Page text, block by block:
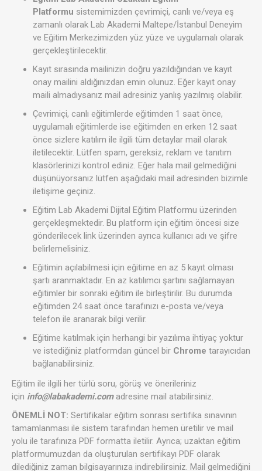
Platformu sistemimizden çevrimiçi, canlı ve/veya eş
zamanlı olarak Lab Akademi Maltepe/İstanbul Deneyim
ve Eğitim Merkezimizden yüz yüze ve uygulamalı olarak
gerçekleştirilecektir.
Kayıt sırasında mailinizin doğru yazıldığından ve kayıt
onay mailini aldığınızdan emin olunuz. Eğer kayıt onay
maili almadıysanız mail adresiniz yanlış yazılmış olabilir.
Çevrimiçi, canlı eğitimlerde eğitimden 1 saat önce,
uygulamalı eğitimlerde ise eğitimden en erken 12 saat
önce sizlere katılım ile ilgili tüm detaylar mail olarak
iletilecektir. Lütfen spam, gereksiz, reklam ve tanıtım
klasörlerinizi kontrol ediniz. Eğer hala mail gelmediğini
düşünüyorsanız lütfen aşağıdaki mail adresinden bizimle
iletişime geçiniz.
Eğitim Lab Akademi Dijital Eğitim Platformu üzerinden
gerçekleşmektedir. Bu platform için eğitim öncesi size
gönderilecek link üzerinden ayrıca kullanıcı adı ve şifre
belirlemelisiniz.
Eğitimin açılabilmesi için eğitime en az 5 kayıt olması
şartı aranmaktadır. En az katılımcı şartını sağlamayan
eğitimler bir sonraki eğitim ile birleştirilir. Bu durumda
eğitimden 24 saat önce tarafınızı e-posta ve/veya
telefon ile aranarak bilgi verilir.
Eğitime katılmak için herhangi bir yazılıma ihtiyaç yoktur
ve istediğiniz platformdan güncel bir Chrome tarayıcıdan
bağlanabilirsiniz.
Eğitim ile ilgili her türlü soru, görüş ve önerileriniz
için info@labakademi.comadresine mail atabilirsiniz.
ÖNEMLİ NOT: Sertifikalar eğitim sonrası sertifika sınavının
tamamlanması ile sistem tarafından hemen üretilir ve mail
yolu ile tarafınıza PDF formatta iletilir. Ayrıca; uzaktan eğitim
platformumuzdan da oluşturulan sertifikayı PDF olarak
dilediğiniz zaman bilgisayarınıza indirebilirsiniz. Mail gelmediğini